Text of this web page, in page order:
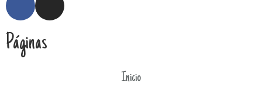
Páginas
Inicio